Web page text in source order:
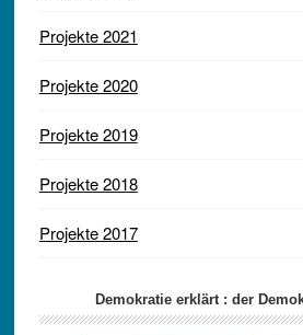
Projekte 2021
Projekte 2020
Projekte 2019
Projekte 2018
Projekte 2017
Demokratie erklärt : der